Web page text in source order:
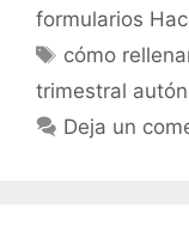
formularios
Etiquetas
cómo
trimestral
Deja un